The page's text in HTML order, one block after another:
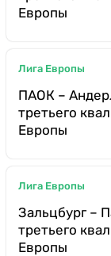
Европы
Лига Европы
ПАОК –
третьего
Европы
Лига Европы
Зальцбург –
третьего
Европы